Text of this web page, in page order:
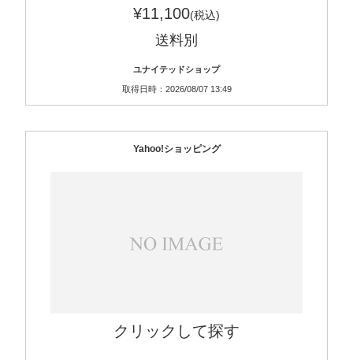
¥11,100(税込)
送料別
ユナイテッドショップ
取得日時：2026/08/07 13:49
Yahoo!ショッピング
クリックして探す